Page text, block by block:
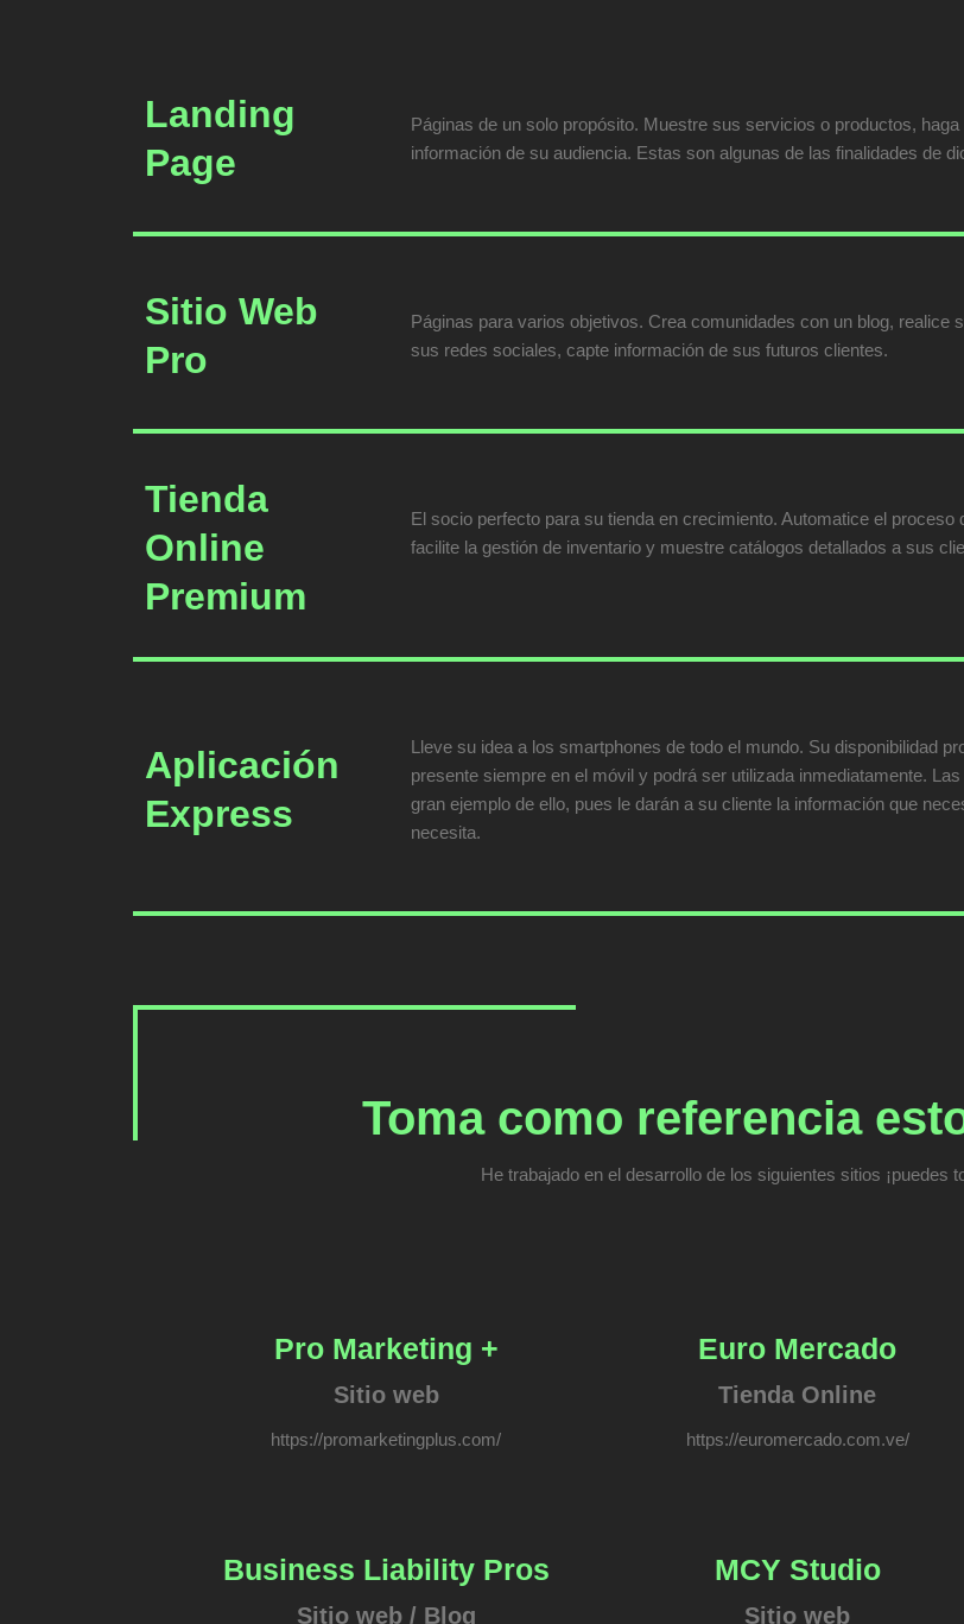
Landing
Page
Páginas de un solo propósito. Muestre sus servicios o productos,
información de su audiencia. Estas son algunas de las finalidades de
Sitio Web
Pro
Páginas para varios objetivos. Crea comunidades con un blog, realice
sus redes sociales, capte información de sus futuros clientes.
Tienda
Online
Premium
El socio perfecto para su tienda en crecimiento. Automatice el proceso
facilite la gestión de inventario y muestre catálogos detallados a sus
Aplicación
Express
Lleve su idea a los smartphones de todo el mundo. Su disponibilidad
presente siempre en el móvil y podrá ser utilizada inmediatamente.
gran ejemplo de ello, pues le darán a su cliente la información que
necesita.
Toma como referencia
He trabajado en el desarrollo de los siguientes sitios ¡puedes
Pro Marketing +
Sitio web
https://promarketingplus.com/
Euro Mercado
Tienda Online
https://euromercado.com.ve/
Business Liability Pros
Sitio web / Blog
MCY Studio
Sitio web